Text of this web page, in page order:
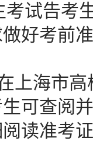
试告考
好考前
上海市
可查阅
读准考